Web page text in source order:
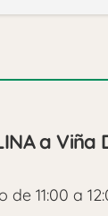
a
11:00 a